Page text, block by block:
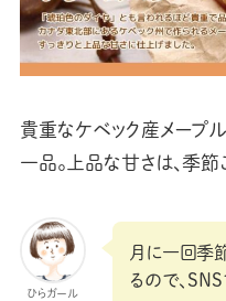
貴重なケベック産メープ
一品。上品な甘さは、季節
ひらガール
月に一回季
るので、